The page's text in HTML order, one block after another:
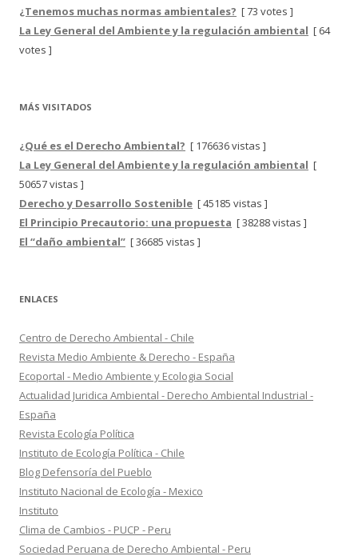
¿Tenemos muchas normas ambientales? [ 73 votes ]
La Ley General del Ambiente y la regulación ambiental [ 64
votes ]
MÁS VISITADOS
¿Qué es el Derecho Ambiental? [ 176636 vistas ]
La Ley General del Ambiente y la regulación ambiental [
50657 vistas ]
Derecho y Desarrollo Sostenible [ 45185 vistas ]
El Principio Precautorio: una propuesta [ 38288 vistas ]
El “daño ambiental” [ 36685 vistas ]
ENLACES
Centro de Derecho Ambiental - Chile
Revista Medio Ambiente & Derecho - España
Ecoportal - Medio Ambiente y Ecologia Social
Actualidad Juridica Ambiental - Derecho Ambiental Industrial -
España
Revista Ecología Política
Instituto de Ecología Política - Chile
Blog Defensoría del Pueblo
Instituto Nacional de Ecología - Mexico
Instituto
Clima de Cambios - PUCP - Peru
Sociedad Peruana de Derecho Ambiental - Peru